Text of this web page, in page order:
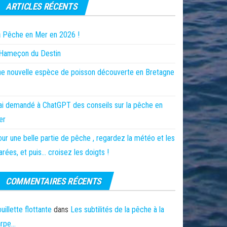
ARTICLES RÉCENTS
Pêche en Mer en 2026 !
du Destin
nouvelle espèce de poisson découverte en Bretagne
demandé à ChatGPT des conseils sur la pêche en
une belle partie de pêche , regardez la météo et les
et puis… croisez les doigts !
COMMENTAIRES RÉCENTS
flottante dans Les subtilités de la pêche à la